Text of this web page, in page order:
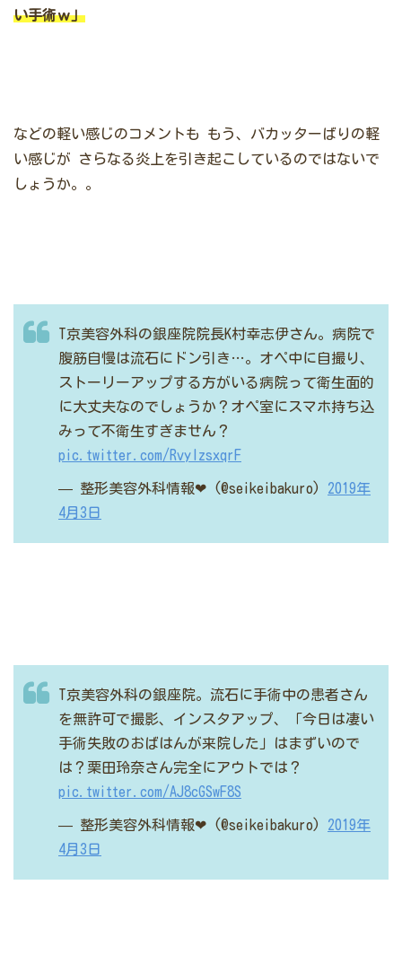
い手術ｗ」
などの軽い感じのコメントも
もう、バカッターばりの軽
い感じが さらなる炎上を引き起こしているのではないで
しょうか。。
T京美容外科の銀座院院長K村幸志伊さん。病院で
腹筋自慢は流石にドン引き…。オペ中に自撮り、
ストーリーアップする方がいる病院って衛生面的
に大丈夫なのでしょうか？オペ室にスマホ持ち込
みって不衛生すぎません？
pic.twitter.com/RvylzsxqrF
— 整形美容外科情報❤︎ (@seikeibakuro) 2019年
4月3日
T京美容外科の銀座院。流石に手術中の患者さん
を無許可で撮影、インスタアップ、「今日は凄い
手術失敗のおばはんが来院した」はまずいので
は？栗田玲奈さん完全にアウトでは？
pic.twitter.com/AJ8cGSwF8S
— 整形美容外科情報❤︎ (@seikeibakuro) 2019年
4月3日